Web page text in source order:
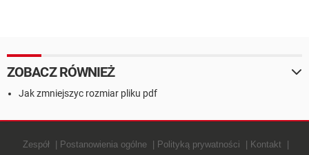
ZOBACZ RÓWNIEŻ
Jak zmniejszyc rozmiar pliku pdf
Zespół Postanowienia ogólne Polityką prywatności Kontakt